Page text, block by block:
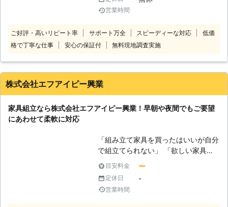
い家具の移動は難しい状態です。お電
話相談を受け付けていますので、まず
す。 「一人で行うのは無理、でも業
者に依頼するのは高額なのでは？」そ
ず。 弊社では、リーズナブルな価格
で、お客様のお手伝いをさせて頂けれ
工事、網戸張り替え工事、遮音シート
用合板張り工事、床板フローリング張
ル工事、コンクリート工事、ブロック
工事、フェンス設置工事、塀工事、門
周り工事、駐車場工事、除草作業、草
刈り作業、剪定工事、伐採工事、防草
ておりますので、気になる事、解決し
営業時間
ご好評・高いリピート率 サポート万全 スピーディーな対応
低価
格で丁寧な仕事
安心の保証付 無料現地調査実施
株式会社エフアイピー興業
家具組立なら株式会社エフアイピー興業！早朝や夜間でもご要望
にあわせて柔軟に対応
「組み立て家具を買ったはいいが自分
で組立てられない」 「欲しい家具が
あるが、自分組立なければならないか
ら不安」 「組立から模様替えのため
家具移動まで依頼したい」 このよう
に家具組立にお困りなら株式会社エフ
目安料金 ー
定休日 -
営業時間